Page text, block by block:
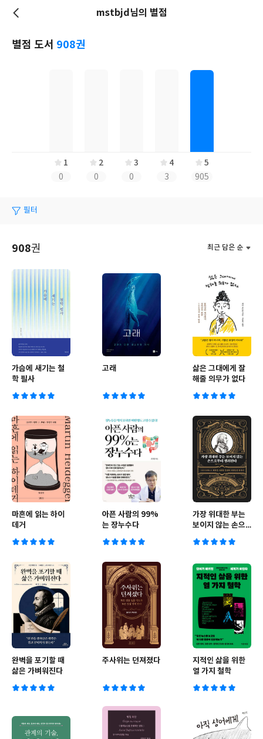
mstbjd님의 별점
별점 도서 908권
1
0
2
0
3
0
4
3
5
905
필터
최근 담은 순
908권
가슴에 새기는 철
학 필사
고래
삶은 그대에게 잘
해줄 의무가 없다
마흔에 읽는 하이
데거
아픈 사람의 99%
는 장누수다
가장 위대한 부는
보이지 않는 손으
완벽을 포기할 때
삶은 가벼워진다
주사위는 던져졌다
지적인 삶을 위한
열 가지 철학